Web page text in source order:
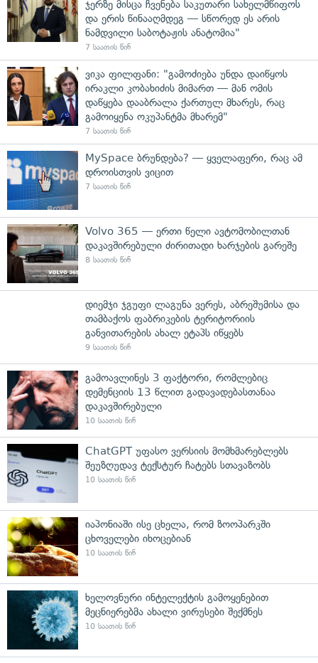
ჯერზე მისცა ჩვენება საკუთარი სახელმწიფოს
და ერის წინააღმდეგ — სწორედ ეს არის
ნამდვილი საბოტაჟის ანატომია"
7 საათის წინ
ვიკა ფილფანი: "გამოძიება უნდა დაიწყოს
ირაკლი კობახიძის მიმართ — მან ომის
დაწყება დააბრალა ქართულ მხარეს, რაც
გამოიყენა ოკუპანტმა მხარემ"
7 საათის წინ
MySpace ბრუნდება? — ყველაფერი, რაც ამ
დროისთვის ვიცით
7 საათის წინ
Volvo 365 — ერთი წელი ავტომობილთან
დაკავშირებული ძირითადი ხარჯების გარეშე
8 საათის წინ
დიემჯი ჯგუფი ლაგუნა ვერეს, აბრეშუმისა და
თამბაქოს ფაბრიკების ტერიტორიის
განვითარების ახალ ეტაპს იწყებს
9 საათის წინ
გამოავლინეს 3 ფაქტორი, რომლებიც
დემენციის 13 წლით გადავადებასთანაა
დაკავშირებული
10 საათის წინ
ChatGPT უფასო ვერსიის მომხმარებლებს
შეუზღუდავ ტექსტურ ჩატებს სთავაზობს
10 საათის წინ
იაპონიაში ისე ცხელა, რომ ზოოპარკში
ცხოველები იხოცებიან
10 საათის წინ
ხელოვნური ინტელექტის გამოყენებით
მეცნიერებმა ახალი ვირუსები შექმნეს
10 საათის წინ